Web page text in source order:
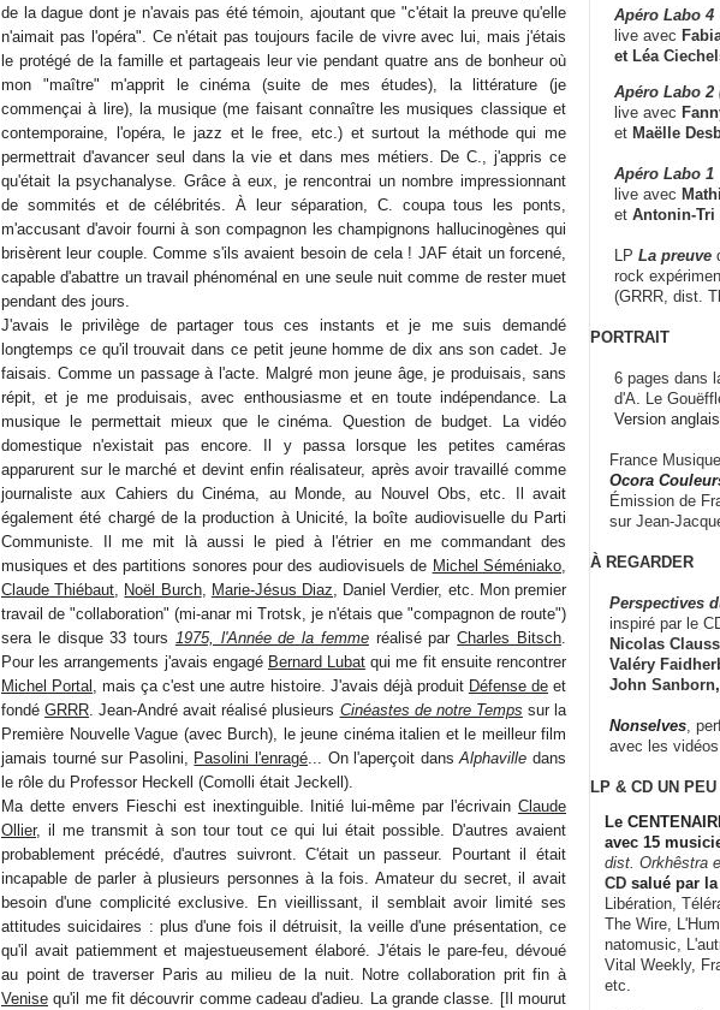
de la dague dont je n'avais pas été témoin, ajoutant que "c'était la preuve qu'elle
n'aimait pas l'opéra". Ce n'était pas toujours facile de vivre avec lui, mais j'étais
le protégé de la famille et partageais leur vie pendant quatre ans de bonheur où
mon "maître" m'apprit le cinéma (suite de mes études), la littérature (je
commençai à lire), la musique (me faisant connaître les musiques classique et
contemporaine, l'opéra, le jazz et le free, etc.) et surtout la méthode qui me
permettrait d'avancer seul dans la vie et dans mes métiers. De C., j'appris ce
qu'était la psychanalyse. Grâce à eux, je rencontrai un nombre impressionnant
de sommités et de célébrités. À leur séparation, C. coupa tous les ponts,
m'accusant d'avoir fourni à son compagnon les champignons hallucinogènes qui
brisèrent leur couple. Comme s'ils avaient besoin de cela ! JAF était un forcené,
capable d'abattre un travail phénoménal en une seule nuit comme de rester muet
pendant des jours.
J'avais le privilège de partager tous ces instants et je me suis demandé
longtemps ce qu'il trouvait dans ce petit jeune homme de dix ans son cadet. Je
faisais. Comme un passage à l'acte. Malgré mon jeune âge, je produisais, sans
répit, et je me produisais, avec enthousiasme et en toute indépendance. La
musique le permettait mieux que le cinéma. Question de budget. La vidéo
domestique n'existait pas encore. Il y passa lorsque les petites caméras
apparurent sur le marché et devint enfin réalisateur, après avoir travaillé comme
journaliste aux Cahiers du Cinéma, au Monde, au Nouvel Obs, etc. Il avait
également été chargé de la production à Unicité, la boîte audiovisuelle du Parti
Communiste. Il me mit là aussi le pied à l'étrier en me commandant des
musiques et des partitions sonores pour des audiovisuels de Michel Séméniako,
Claude Thiébaut, Noël Burch, Marie-Jésus Diaz, Daniel Verdier, etc. Mon premier
travail de "collaboration" (mi-anar mi Trotsk, je n'étais que "compagnon de route")
sera le disque 33 tours 1975, l'Année de la femmeréalisé parCharles Bitsch.
Pour les arrangements j'avais engagé Bernard Lubat qui me fit ensuite rencontrer
Michel Portal , mais ça c'est une autre histoire. J'avais déjà produit Défense deet
fondéGRRR. Jean-André avait réalisé plusieurs Cinéastes de notre Temps sur la
Première Nouvelle Vague (avec Burch), le jeune cinéma italien et le meilleur film
jamais tourné sur Pasolini, Pasolini l'enragé... On l'aperçoit dansAlphaville dans
le rôle du Professor Heckell (Comolli était Jeckell).
Ma dette envers Fieschi est inextinguible. Initié lui-même par l'écrivain Claude
Ollier, il me transmit à son tour tout ce qui lui était possible. D'autres avaient
probablement précédé, d'autres suivront. C'était un passeur. Pourtant il était
incapable de parler à plusieurs personnes à la fois. Amateur du secret, il avait
besoin d'une complicité exclusive. En vieillissant, il semblait avoir limité ses
attitudes suicidaires : plus d'une fois il détruisit, la veille d'une présentation, ce
qu'il avait patiemment et majestueusement élaboré. J'étais le pare-feu, dévoué
au point de traverser Paris au milieu de la nuit. Notre collaboration prit fin à
Venise qu'il me fit découvrir comme cadeau d'adieu. La grande classe. [Il mourut
Apéro Labo 4
live avec
et Léa
Apéro Labo 2
live avec
et Maëlle
Apéro Labo 1
live avec
et Antonin-Tri
LP La preuve
rock
(GRRR, dist.
PORTRAIT
6 pages dans
d'A. Le
Version
France
Ocora
Émission de
sur Jean-
À REGARDER
Perspectives
inspiré par le
Nicolas
Valéry
John Sanborn,
Nonselves ,
avec les
LP & CD UN
Le
avec 15
dist. Orkhêstra
CD salué par
Libération,
The Wire,
natomusic,
Vital Weekly,
etc.